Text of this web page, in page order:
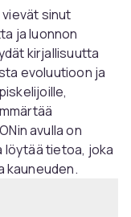
sinut
ja luonnon
kirjallisuutta
evoluutioon ja
avulla on
löytää tietoa, joka
kauneuden.